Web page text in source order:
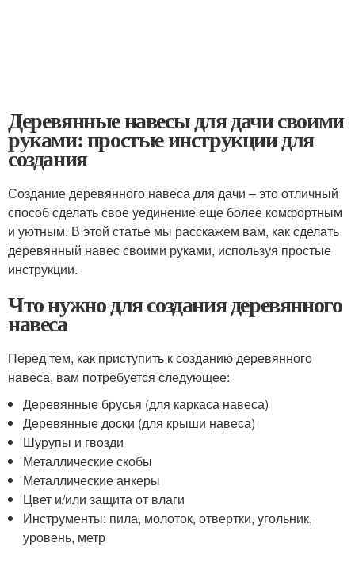
Деревянные навесы для дачи своими
руками: простые инструкции для
создания
Создание деревянного навеса для дачи – это отличный
способ сделать свое уединение еще более комфортным
и уютным. В этой статье мы расскажем вам, как сделать
деревянный навес своими руками, используя простые
инструкции.
Что нужно для создания деревянного
навеса
Перед тем, как приступить к созданию деревянного
навеса, вам потребуется следующее:
Деревянные брусья (для каркаса навеса)
Деревянные доски (для крыши навеса)
Шурупы и гвозди
Металлические скобы
Металлические анкеры
Цвет и/или защита от влаги
Инструменты: пила, молоток, отвертки, угольник,
уровень, метр